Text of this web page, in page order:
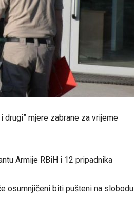
drugi” mjere zabrane za vrijeme
Armije RBiH i 12 pripadnika
osumnjičeni biti pušteni na slobodu